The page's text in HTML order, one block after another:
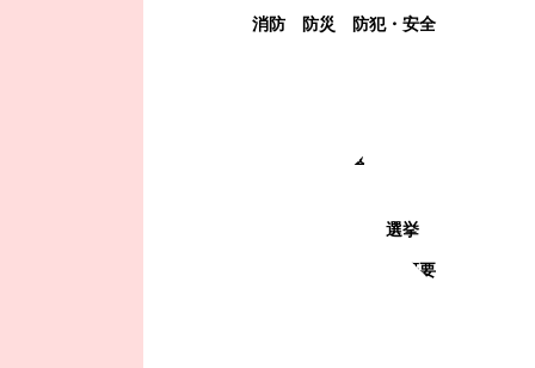
消防 防災 防犯・安全
町政情報
選挙
町の概要